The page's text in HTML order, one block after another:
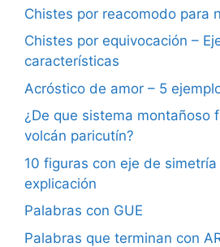
Chistes por reacomodo para
Chistes por equivocación –
características
Acróstico de amor – 5
¿De que sistema montañoso
volcán paricutín?
10 figuras con eje de simetría
explicación
Palabras con GUE
Palabras que terminan con